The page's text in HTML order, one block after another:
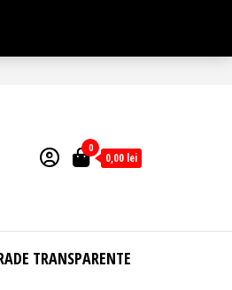
0
0,00 lei
TRANSPARENTE